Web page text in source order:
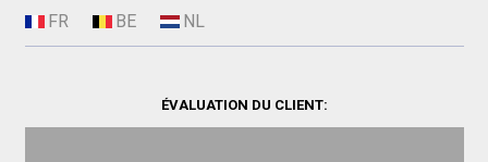
ÉVALUATION DU CLIENT: